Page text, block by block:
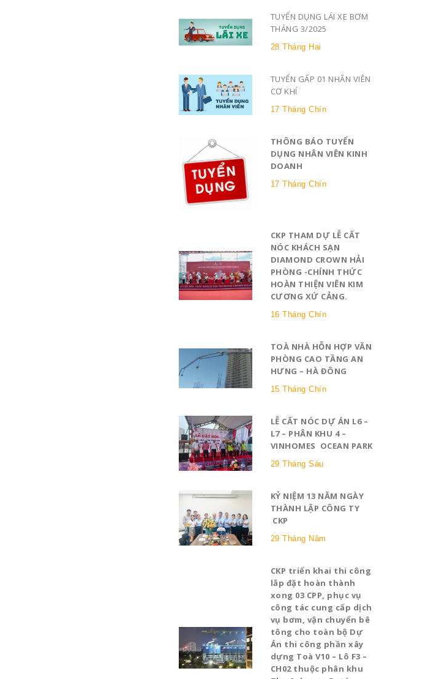
TUYỂN DỤNG LÁI XE BƠM
THÁNG 3/2025
28 Tháng Hai
TUYỂN GẤP 01 NHÂN VIÊN
CƠ KHÍ
17 Tháng Chín
THÔNG BÁO TUYỂN
DỤNG NHÂN VIÊN KINH
DOANH
17 Tháng Chín
CKP THAM DỰ LỄ CẤT
NÓC KHÁCH SẠN
DIAMOND CROWN HẢI
PHÒNG -CHÍNH THỨC
HOÀN THIỆN VIÊN KIM
CƯƠNG XỨ CẢNG.
16 Tháng Chín
TOÀ NHÀ HỖN HỢP VĂN
PHÒNG CAO TẦNG AN
HƯNG – HÀ ĐÔNG
15 Tháng Chín
LỄ CẤT NÓC DỰ ÁN L6 –
L7 – PHÂN KHU 4 –
VINHOMES OCEAN PARK
29 Tháng Sáu
KỶ NIỆM 13 NĂM NGÀY
THÀNH LẬP CÔNG TY
CKP
29 Tháng Năm
CKP triển khai thi công
lắp đặt hoàn thành
xong 03 CPP, phục vụ
công tác cung cấp dịch
vụ bơm, vận chuyển bê
tông cho toàn bộ Dự
Án thi công phần xây
dựng Toà V10 – Lô F3 –
CH02 thuộc phân khu